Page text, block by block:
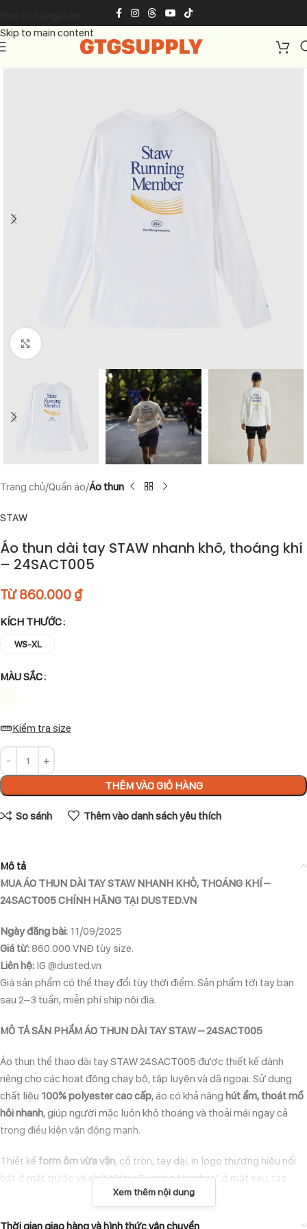
Skip to main content
Click to enlarge
Trang chủ Quần áo Áo thun
STAW
Áo thun dài tay STAW nhanh khô, thoáng khí
– 24SACT005
Từ860.000 ₫
KÍCH THƯỚC
WS-XL
MÀU SẮC
Kiểm tra size
THÊM VÀO GIỎ HÀNG
So sánh Thêm vào danh sách yêu thích
Mô tả
MUA ÁO THUN DÀI TAY STAW NHANH KHÔ, THOÁNG KHÍ –
24SACT005 CHÍNH HÃNG TẠI DUSTED.VN
Ngày đăng bài: 11/09/2025
Giá từ:860.000 VNĐ tùy size.
Liên hệ: IG @dusted.vn
Giá sản phẩm có thể thay đổi tùy thời điểm. Sản phẩm tới tay bạn
sau 2–3 tuần, miễn phí ship nội địa.
MÔ TẢ SẢN PHẨM ÁO THUN DÀI TAY STAW – 24SACT005
Áo thun thể thao dài tay STAW 24SACT005 được thiết kế dành
riêng cho các hoạt động chạy bộ, tập luyện và dã ngoại. Sử dụng
chất liệu 100% polyester cao cấp, áo có khả năng hút ẩm, thoát mồ
hôi nhanh, giúp người mặc luôn khô thoáng và thoải mái ngay cả
trong điều kiện vận động mạnh.
Thiết kế form ôm vừa vặn, cổ tròn, tay dài, in logo thương hiệu nổi
bật ở mặt trước và chữ “Staw Running Member” ở mặt sau, tạo
phong cách thể thao hiện đại. Đây là chiếc áo lý tưởng để mặc khi
Xem thêm nội dung
Thời gian giao hàng và hình thức vận chuyển